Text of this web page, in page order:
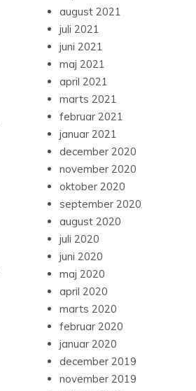
august 2021
juli 2021
juni 2021
maj 2021
april 2021
marts 2021
februar 2021
januar 2021
december 2020
november 2020
oktober 2020
september 2020
august 2020
juli 2020
juni 2020
maj 2020
april 2020
marts 2020
februar 2020
januar 2020
december 2019
november 2019